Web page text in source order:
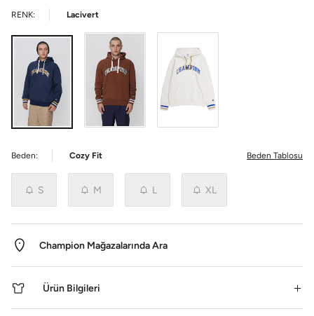
RENK: Lacivert
Beden: Cozy Fit Beden Tablosu
S M L XL
Champion Mağazalarında Ara
Ürün Bilgileri